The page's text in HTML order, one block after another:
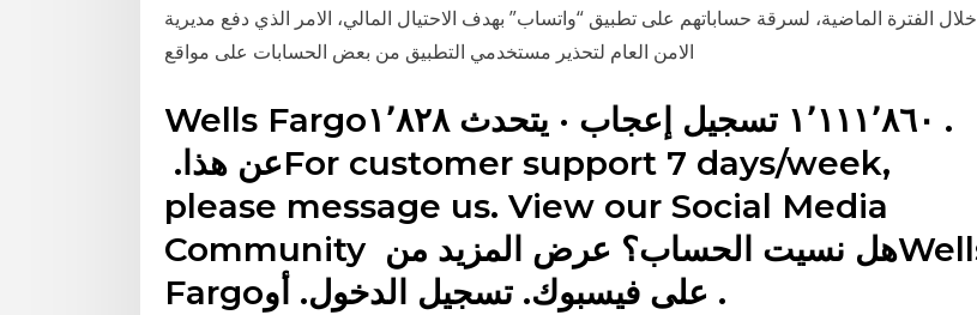
خلال الفترة الماضية، لسرقة حساباتهم على تطبيق “واتساب” بهدف الاحتيال المالي، الامر الذي دفع مديرية
الامن العام لتحذير مستخدمي التطبيق من بعض الحسابات على مواقع
Wells Fargo‎‏. ‏‏١٬١١١٬٨٦٠‏ تسجيل إعجاب · يتحدث ‏١٬٨٢٨‏
عن هذا‏. ‏‎For customer support 7 days/week,
please message us. View our Social Media
Community هل نسيت الحساب؟ عرض المزيد من ‏‎Wells
Fargo‎‏ على فيسبوك. تسجيل الدخول. أو.